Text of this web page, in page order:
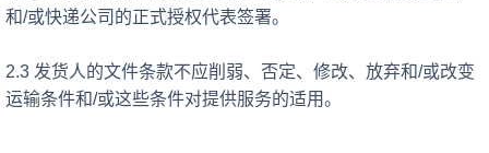
和/或快递公司的正式授权代表签署。
2.3 发货人的文件条款不应削弱、否定、修改、放弃和/或改变
运输条件和/或这些条件对提供服务的适用。